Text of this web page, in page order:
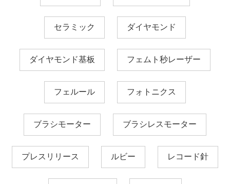
セラミック ダイヤモンド
ダイヤモンド基板 フェムト秒レーザー
フェルール フォトニクス
ブラシモーター ブラシレスモーター
プレスリリース ルビー レコード針